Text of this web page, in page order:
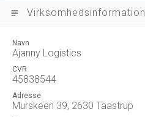
subject Virksomhedsinformation
Navn
Ajanny Logistics
CVR
45838544
Adresse
Murskeen 39, 2630 Taastrup